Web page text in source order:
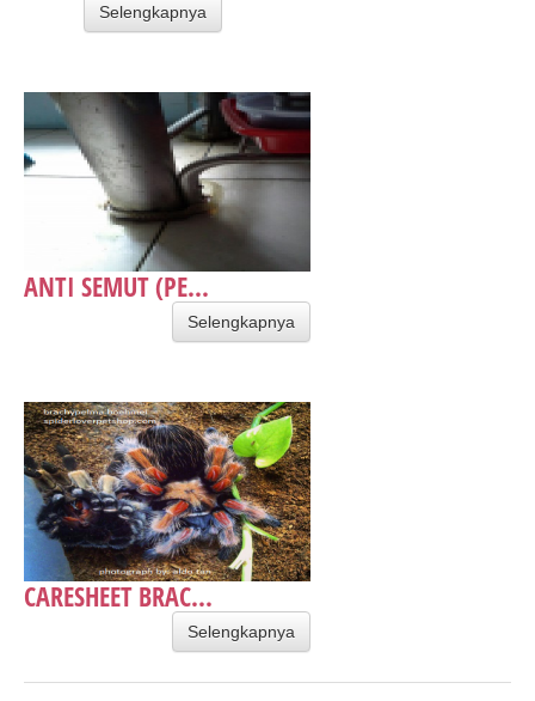
Selengkapnya
ANTI SEMUT (PE...
Selengkapnya
CARESHEET BRAC...
Selengkapnya